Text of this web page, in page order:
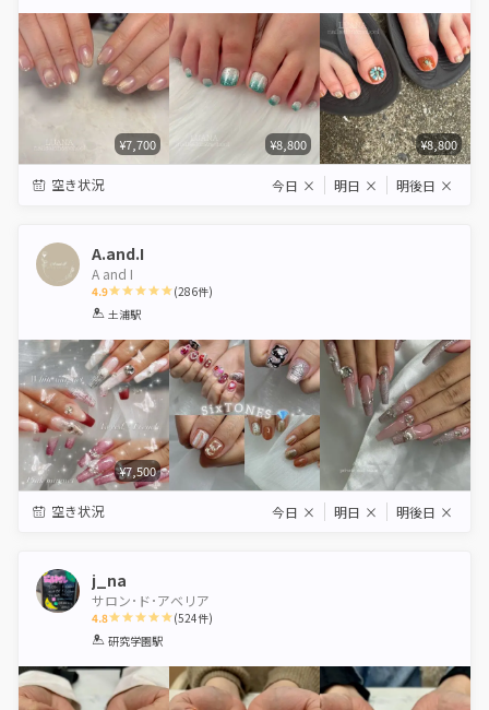
¥7,700 ¥8,800 ¥8,800
空き状況 今日 × 明日 × 明後日 ×
A.and.I
A and I
4.9
1 2 3
(286件)
土浦駅
¥7,500
空き状況 今日 × 明日 × 明後日 ×
j_na
サロン･ド･アベリア
4.8
1 2 3 4 5
(524件)
研究学園駅